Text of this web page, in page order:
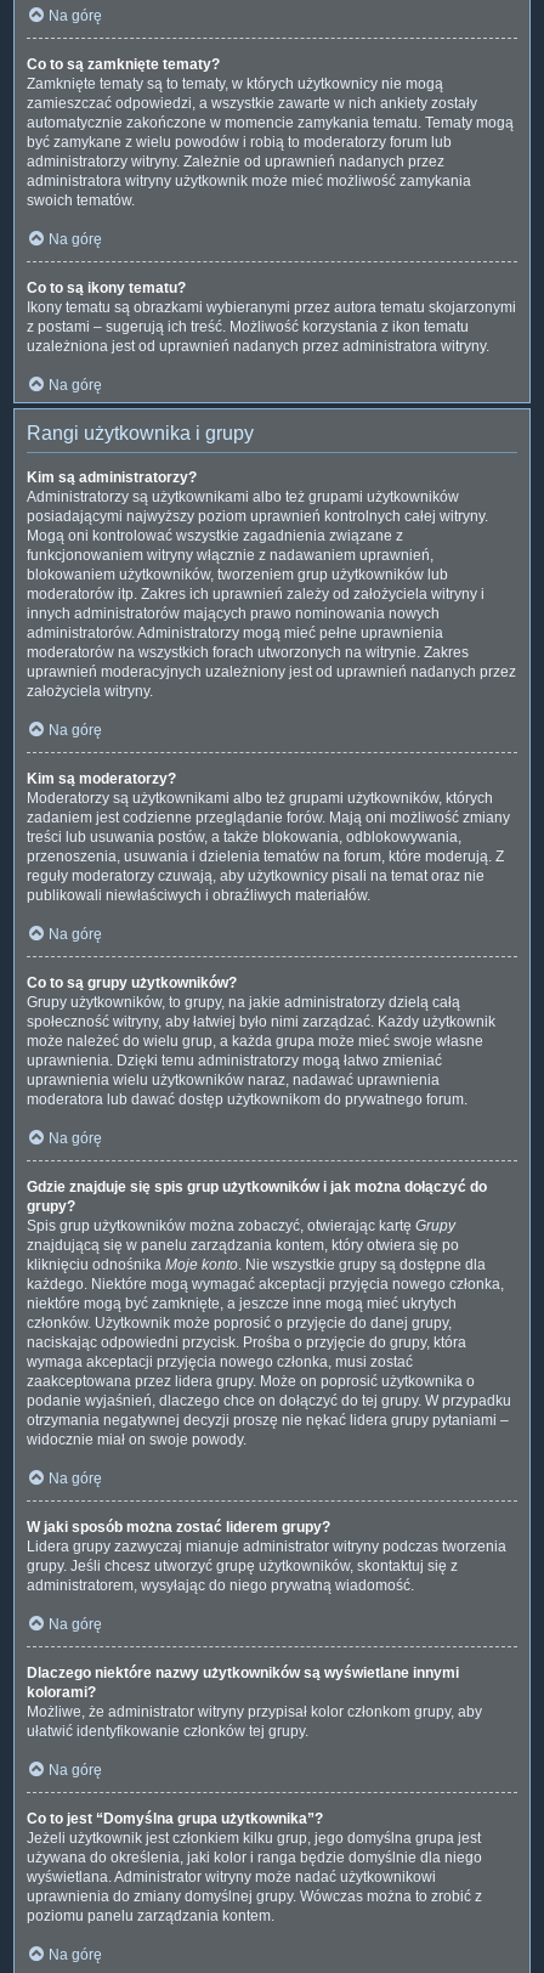
Na górę
Co to są zamknięte tematy?
Zamknięte tematy są to tematy, w których użytkownicy nie mogą
zamieszczać odpowiedzi, a wszystkie zawarte w nich ankiety zostały
automatycznie zakończone w momencie zamykania tematu. Tematy mogą
być zamykane z wielu powodów i robią to moderatorzy forum lub
administratorzy witryny. Zależnie od uprawnień nadanych przez
administratora witryny użytkownik może mieć możliwość zamykania
swoich tematów.
Na górę
Co to są ikony tematu?
Ikony tematu są obrazkami wybieranymi przez autora tematu skojarzonymi
z postami – sugerują ich treść. Możliwość korzystania z ikon tematu
uzależniona jest od uprawnień nadanych przez administratora witryny.
Na górę
Rangi użytkownika i grupy
Kim są administratorzy?
Administratorzy są użytkownikami albo też grupami użytkowników
posiadającymi najwyższy poziom uprawnień kontrolnych całej witryny.
Mogą oni kontrolować wszystkie zagadnienia związane z
funkcjonowaniem witryny włącznie z nadawaniem uprawnień,
blokowaniem użytkowników, tworzeniem grup użytkowników lub
moderatorów itp. Zakres ich uprawnień zależy od założyciela witryny i
innych administratorów mających prawo nominowania nowych
administratorów. Administratorzy mogą mieć pełne uprawnienia
moderatorów na wszystkich forach utworzonych na witrynie. Zakres
uprawnień moderacyjnych uzależniony jest od uprawnień nadanych przez
założyciela witryny.
Na górę
Kim są moderatorzy?
Moderatorzy są użytkownikami albo też grupami użytkowników, których
zadaniem jest codzienne przeglądanie forów. Mają oni możliwość zmiany
treści lub usuwania postów, a także blokowania, odblokowywania,
przenoszenia, usuwania i dzielenia tematów na forum, które moderują. Z
reguły moderatorzy czuwają, aby użytkownicy pisali na temat oraz nie
publikowali niewłaściwych i obraźliwych materiałów.
Na górę
Co to są grupy użytkowników?
Grupy użytkowników, to grupy, na jakie administratorzy dzielą całą
społeczność witryny, aby łatwiej było nimi zarządzać. Każdy użytkownik
może należeć do wielu grup, a każda grupa może mieć swoje własne
uprawnienia. Dzięki temu administratorzy mogą łatwo zmieniać
uprawnienia wielu użytkowników naraz, nadawać uprawnienia
moderatora lub dawać dostęp użytkownikom do prywatnego forum.
Na górę
Gdzie znajduje się spis grup użytkowników i jak można dołączyć do
grupy?
Spis grup użytkowników można zobaczyć, otwierając kartę Grupy
znajdującą się w panelu zarządzania kontem, który otwiera się po
kliknięciu odnośnika Moje konto. Nie wszystkie grupy są dostępne dla
każdego. Niektóre mogą wymagać akceptacji przyjęcia nowego członka,
niektóre mogą być zamknięte, a jeszcze inne mogą mieć ukrytych
członków. Użytkownik może poprosić o przyjęcie do danej grupy,
naciskając odpowiedni przycisk. Prośba o przyjęcie do grupy, która
wymaga akceptacji przyjęcia nowego członka, musi zostać
zaakceptowana przez lidera grupy. Może on poprosić użytkownika o
podanie wyjaśnień, dlaczego chce on dołączyć do tej grupy. W przypadku
otrzymania negatywnej decyzji proszę nie nękać lidera grupy pytaniami –
widocznie miał on swoje powody.
Na górę
W jaki sposób można zostać liderem grupy?
Lidera grupy zazwyczaj mianuje administrator witryny podczas tworzenia
grupy. Jeśli chcesz utworzyć grupę użytkowników, skontaktuj się z
administratorem, wysyłając do niego prywatną wiadomość.
Na górę
Dlaczego niektóre nazwy użytkowników są wyświetlane innymi
kolorami?
Możliwe, że administrator witryny przypisał kolor członkom grupy, aby
ułatwić identyfikowanie członków tej grupy.
Na górę
Co to jest “Domyślna grupa użytkownika”?
Jeżeli użytkownik jest członkiem kilku grup, jego domyślna grupa jest
używana do określenia, jaki kolor i ranga będzie domyślnie dla niego
wyświetlana. Administrator witryny może nadać użytkownikowi
uprawnienia do zmiany domyślnej grupy. Wówczas można to zrobić z
poziomu panelu zarządzania kontem.
Na górę